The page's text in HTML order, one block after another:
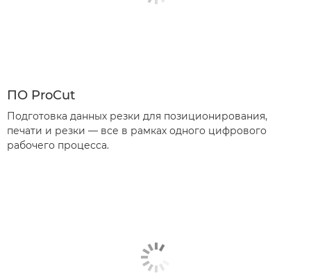
ПО ProCut
Подготовка данных резки для позиционирования,
печати и резки — все в рамках одного цифрового
рабочего процесса.